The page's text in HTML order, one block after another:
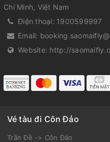
Chí Minh, Việt Nam
Điện thoại: 1900599997
Email:
Website: http://
Vé tàu đi Côn Đảo
Trần Đề -> Côn Đảo